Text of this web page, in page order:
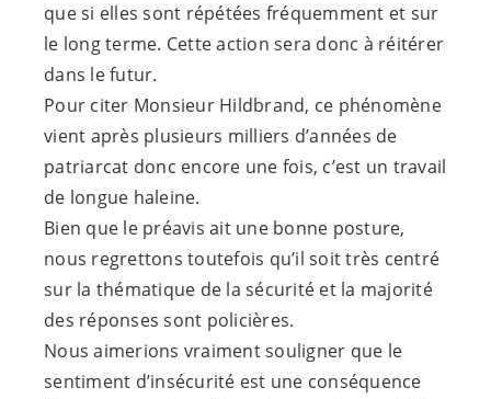
que si elles sont répétées fréquemment et sur
le long terme. Cette action sera donc à réitérer
dans le futur.
Pour citer Monsieur Hildbrand, ce phénomène
vient après plusieurs milliers d’années de
patriarcat donc encore une fois, c’est un travail
de longue haleine.
Bien que le préavis ait une bonne posture,
nous regrettons toutefois qu’il soit très centré
sur la thématique de la sécurité et la majorité
des réponses sont policières.
Nous aimerions vraiment souligner que le
sentiment d’insécurité est une conséquence